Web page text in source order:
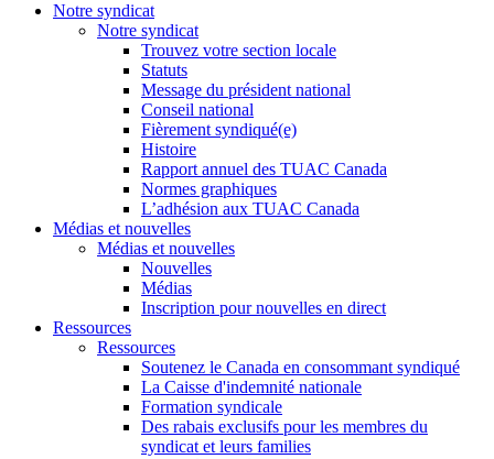
Notre syndicat
Notre syndicat
Trouvez votre section locale
Statuts
Message du président national
Conseil national
Fièrement syndiqué(e)
Histoire
Rapport annuel des TUAC Canada
Normes graphiques
L’adhésion aux TUAC Canada
Médias et nouvelles
Médias et nouvelles
Nouvelles
Médias
Inscription pour nouvelles en direct
Ressources
Ressources
Soutenez le Canada en consommant syndiqué
La Caisse d'indemnité nationale
Formation syndicale
Des rabais exclusifs pour les membres du
syndicat et leurs families